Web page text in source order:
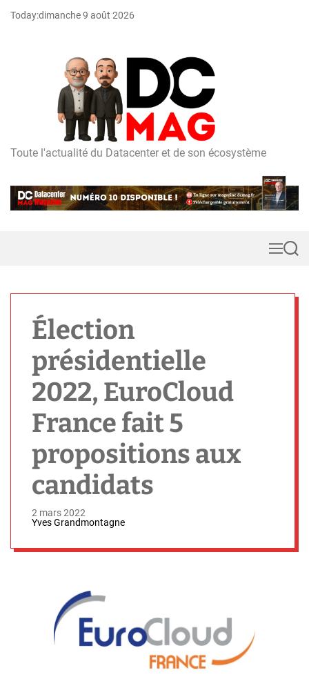
Today:dimanche 9 août 2026
D
m
a
Toute l'actualité du Datacenter et de son écosystème
MS
Élection
présidentielle
2022, EuroCloud
France fait 5
propositions aux
candidats
2 mars 2022
Yves Grandmontagne